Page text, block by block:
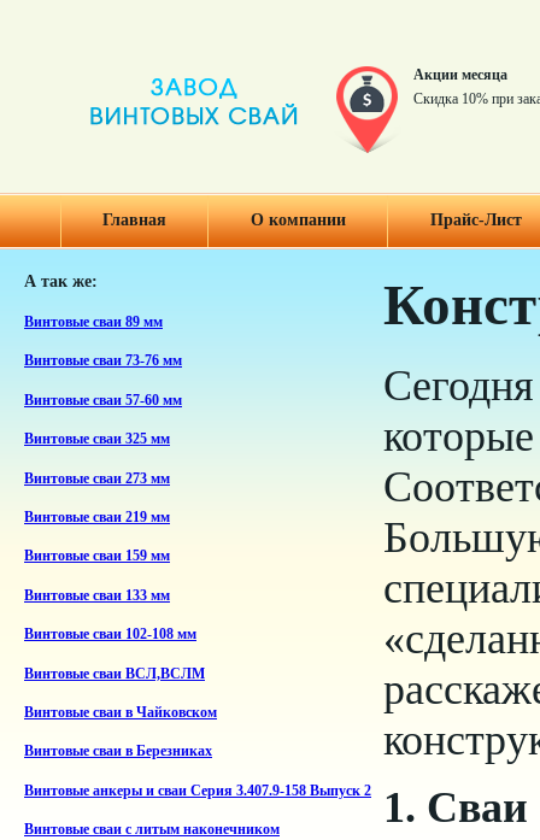
Акции месяца
Скидка 10% при
Главная О компании Прайс-Лист
А так же:
Винтовые сваи 89 мм
Винтовые сваи 73-76 мм
Винтовые сваи 57-60 мм
Винтовые сваи 325 мм
Винтовые сваи 273 мм
Винтовые сваи 219 мм
Винтовые сваи 159 мм
Винтовые сваи 133 мм
Винтовые сваи 102-108 мм
Винтовые сваи ВСЛ,ВСЛМ
Винтовые сваи в Чайковском
Винтовые сваи в Березниках
Винтовые анкеры и сваи Серия 3.407.9-158 Выпуск 2
Винтовые сваи с литым наконечником
1. Сваи